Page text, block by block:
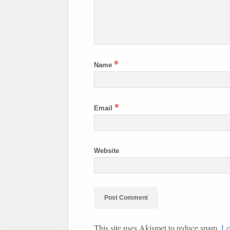
Name *
Email *
Website
This site uses Akismet to reduce spam.